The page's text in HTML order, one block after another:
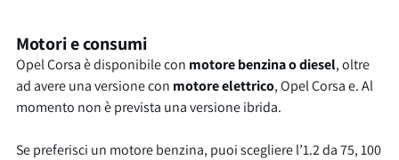
Motori e consumi
Opel Corsa è disponibile con motore benzina o diesel, oltre
ad avere una versione con motore elettrico, Opel Corsa e. Al
momento non è prevista una versione ibrida.
Se preferisci un motore benzina, puoi scegliere l’1.2 da 75, 100